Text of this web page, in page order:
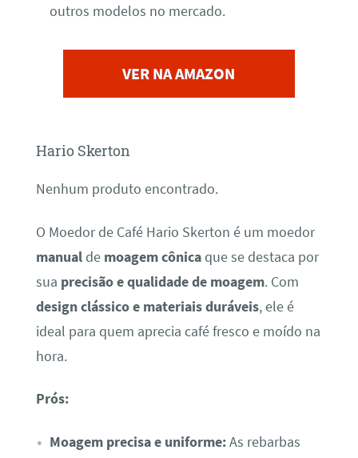
outros modelos no mercado.
VER NA AMAZON
Hario Skerton
Nenhum produto encontrado.
O Moedor de Café Hario Skerton é um moedor
manualde moagem cônicaque se destaca por
sua precisão e qualidade de moagem. Com
design clássico e materiais duráveis, ele é
ideal para quem aprecia café fresco e moído na
hora.
Prós:
Moagem precisa e uniforme:As rebarbas